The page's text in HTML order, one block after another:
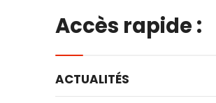
Accès rapide :
ACTUALITÉS